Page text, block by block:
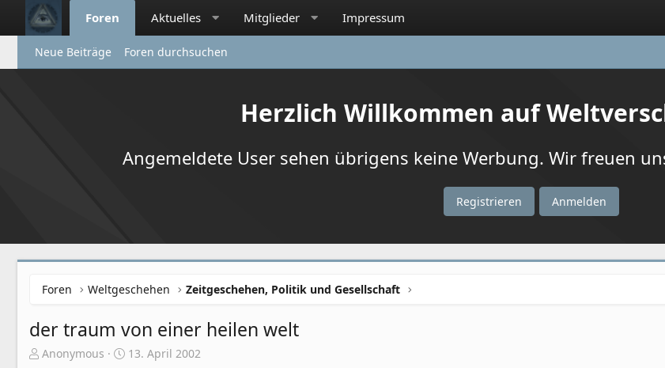
Foren Aktuelles Mitglieder Impressum
Neue Beiträge Foren durchsuchen
Herzlich Willkommen auf
Angemeldete User sehen übrigens keine Werbung. Wir freuen
Registrieren Anmelden
Foren Weltgeschehen Zeitgeschehen, Politik und Gesellschaft
der traum von einer heilen welt
E
Anonymous
E13. April 2002